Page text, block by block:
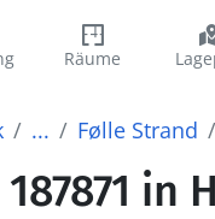
Räume
... Følle Strand
in